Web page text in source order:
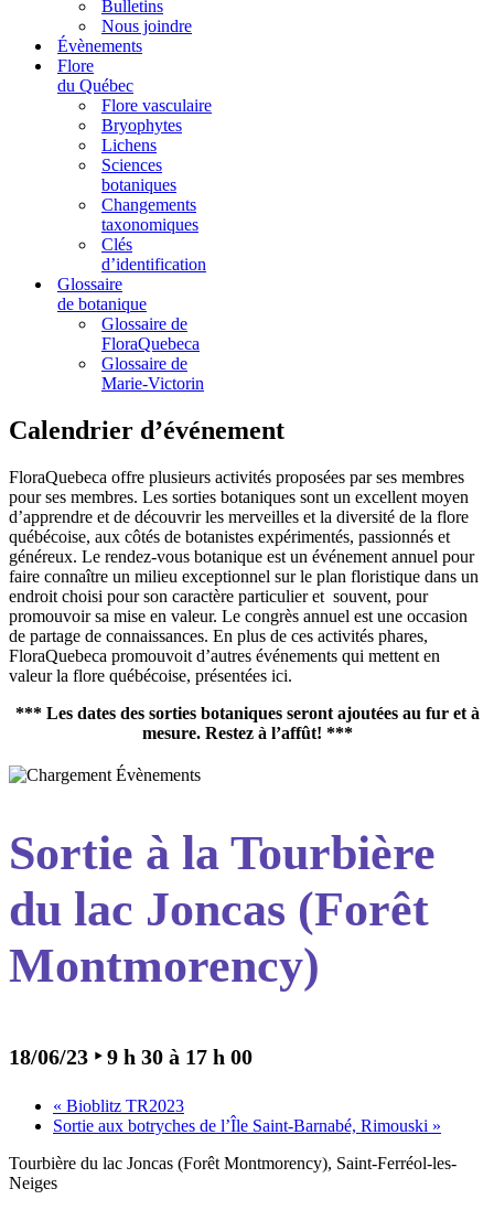
Bulletins
Nous joindre
Évènements
Flore
du Québec
Flore vasculaire
Bryophytes
Lichens
Sciences
botaniques
Changements
taxonomiques
Clés
d’identification
Glossaire
de botanique
Glossaire de
FloraQuebeca
Glossaire de
Marie-Victorin
Calendrier d’événement
FloraQuebeca offre plusieurs activités proposées par ses membres
pour ses membres. Les sorties botaniques sont un excellent moyen
d’apprendre et de découvrir les merveilles et la diversité de la flore
québécoise, aux côtés de botanistes expérimentés, passionnés et
généreux. Le rendez-vous botanique est un événement annuel pour
faire connaître un milieu exceptionnel sur le plan floristique dans un
endroit choisi pour son caractère particulier et souvent, pour
promouvoir sa mise en valeur. Le congrès annuel est une occasion
de partage de connaissances. En plus de ces activités phares,
FloraQuebeca promouvoit d’autres événements qui mettent en
valeur la flore québécoise, présentées ici.
*** Les dates des sorties botaniques seront ajoutées au fur et à
mesure. Restez à l’affût! ***
Sortie à la Tourbière
du lac Joncas (Forêt
Montmorency)
18/06/23 ‣ 9 h 30 à 17 h 00
« Bioblitz TR2023
Sortie aux botryches de l’Île Saint-Barnabé, Rimouski »
Tourbière du lac Joncas (Forêt Montmorency), Saint-Ferréol-les-
Neiges